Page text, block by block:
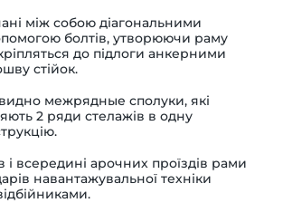
між собою діагональними
болтів, утворюючи раму
до підлоги анкерними
стійок.
межрядные сполуки, які
2 ряди стелажів в одну
і всередині арочних проїздів рами
навантажувальної техніки